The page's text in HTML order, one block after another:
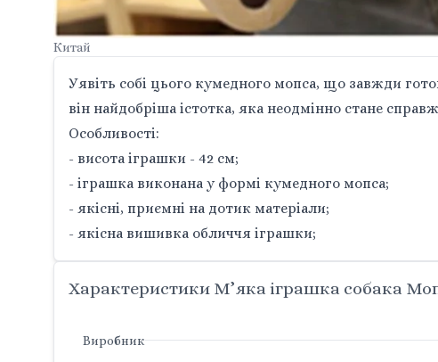
Китай
Уявіть собі цього кумедного мопса, що завжди
він найдобріша істотка, яка неодмінно стане
Особливості:
- висота іграшки - 42 см;
- іграшка виконана у формі кумедного мопса;
- якісні, приємні на дотик матеріали;
- якісна вишивка обличчя іграшки;
Характеристики М’яка іграшка собака
Виробник